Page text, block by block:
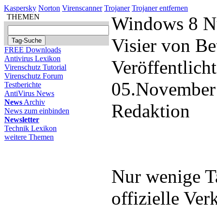
Kaspersky Norton Virenscanner Trojaner Trojaner entfernen
THEMEN
FREE Downloads
Antivirus Lexikon
Virenschutz Tutorial
Virenschutz Forum
Testberichte
AntiVirus News
News Archiv
News zum einbinden
Newsletter
Technik Lexikon
weitere Themen
Windows 8
Visier von
Redaktion
Nur wenige
offizielle